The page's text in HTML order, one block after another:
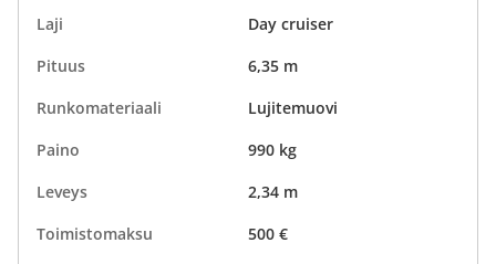
Laji
Day cruiser
Pituus
6,35 m
Runkomateriaali
Lujitemuovi
Paino
990 kg
Leveys
2,34 m
Toimistomaksu
500 €